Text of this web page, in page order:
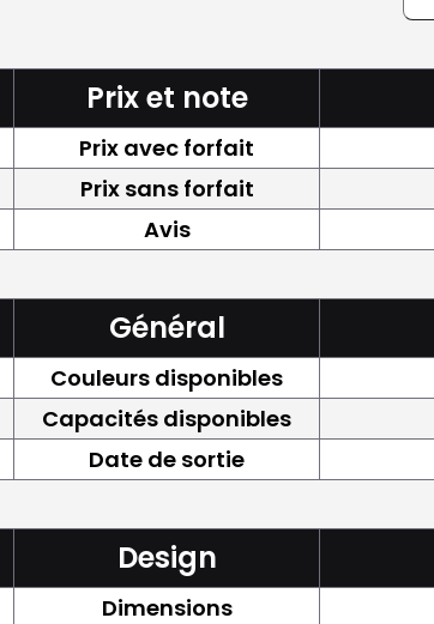
Prix et note
Prix avec forfait
Prix sans forfait
Avis
Général
Couleurs disponibles
Capacités disponibles
Date de sortie
Design
Dimensions